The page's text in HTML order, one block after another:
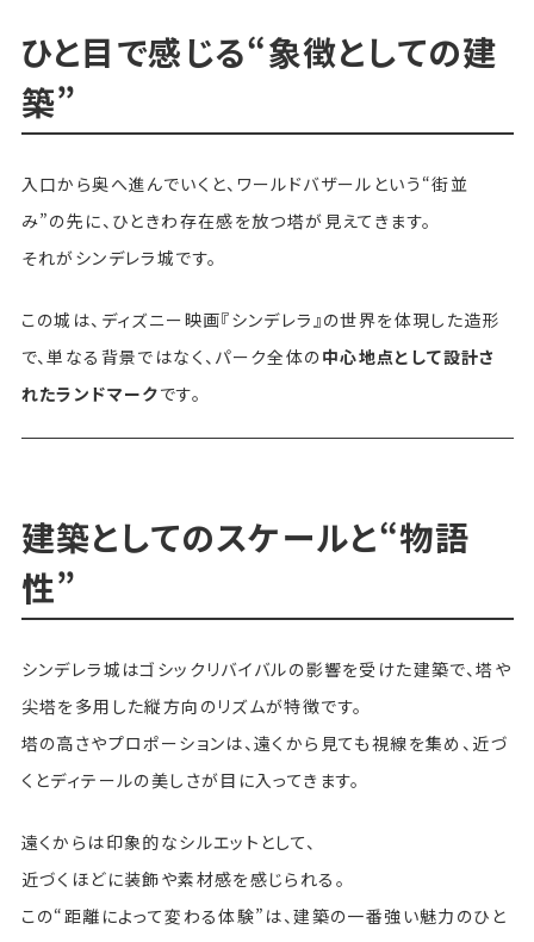
ひと目で感じる“象徴としての建
築”
入口から奥へ進んでいくと、ワールドバザールという“街並
み”の先に、ひときわ存在感を放つ塔が見えてきます。
それがシンデレラ城です。
この城は、ディズニー映画『シンデレラ』の世界を体現した造形
で、単なる背景ではなく、パーク全体の中心地点として設計さ
れたランドマークです。
建築としてのスケールと“物語
性”
シンデレラ城はゴシックリバイバルの影響を受けた建築で、塔や
尖塔を多用した縦方向のリズムが特徴です。
塔の高さやプロポーションは、遠くから見ても視線を集め、近づ
くとディテールの美しさが目に入ってきます。
遠くからは印象的なシルエットとして、
近づくほどに装飾や素材感を感じられる。
この“距離によって変わる体験”は、建築の一番強い魅力のひと